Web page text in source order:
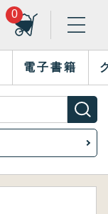
0
電子書籍